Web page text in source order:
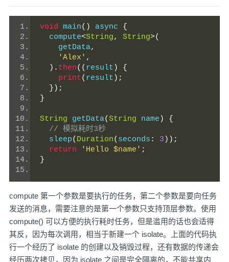
void main() async {
  compute
<String, String>(
    getData
,
'Alex' ,
). then(( result )
{
print( result );
});
}
String getData(String name )
{
// 模拟耗时3秒
  sleep
( Duration( seconds : 3 ));
return
'Hello $name' ;
}
compute 第一个参数是要执行的任务，第二个参数是要向任务
发送的消息，需要注意的是第一个参数只支持顶层参数。使用
compute() 可以方便的执行耗时任务，但是滥用的话也会适得
其反，因为每次调用，相当于新建一个 isolate。上面的代码执
行一个经历了 isolate 的创建以及销毁过程，还有数据的传递会
经历两次拷贝，因为 isolate 之间是完全隔离的，不能共享内